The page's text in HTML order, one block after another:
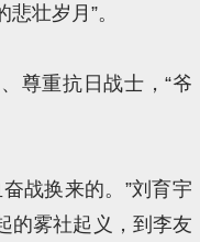
壮岁月”。
尊重抗日战士，“爷
战换来的。”刘育宇
的雾社起义，到李友